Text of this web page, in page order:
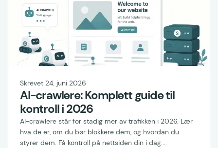
Skrevet 24. juni 2026
AI-crawlere: Komplett guide til
kontroll i 2026
AI-crawlere står for stadig mer av trafikken i 2026. Lær
hva de er, om du bør blokkere dem, og hvordan du
styrer dem. Få kontroll på nettsiden din i dag....